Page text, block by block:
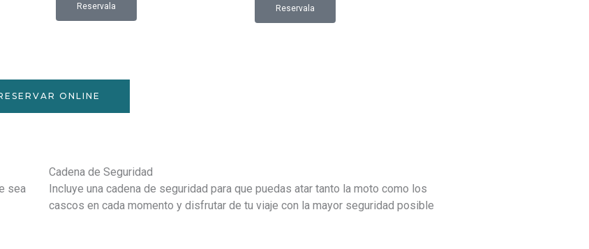
Reservala Reservala
ONLINE
sea
Cadena de Seguridad
Incluye una cadena de seguridad para que puedas atar tanto la moto como los
cascos en cada momento y disfrutar de tu viaje con la mayor seguridad posible